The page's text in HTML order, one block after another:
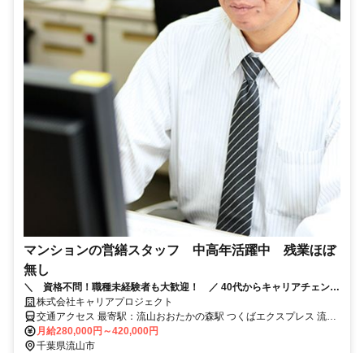
マンションの営繕スタッフ 中高年活躍中 残業ほぼ
無し
＼ 資格不問！職種未経験者も大歓迎！ ／ 40代からキャリアチェンジ
して活躍している先輩もいます！ 残業ほぼなし！家族との時間も大切
に。
株式会社キャリアプロジェクト
交通アクセス 最寄駅：流山おおたかの森駅 つくばエクスプレス 流山
おおたかの森駅 徒歩3分
月給280,000円～420,000円
千葉県流山市